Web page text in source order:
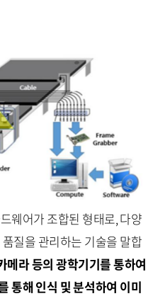
웨어가 조합된 형태로, 다양
질을 관리하는 기술을 말합
메라 등의 광학기기를 통하여
통해 인식 및 분석하여 이미